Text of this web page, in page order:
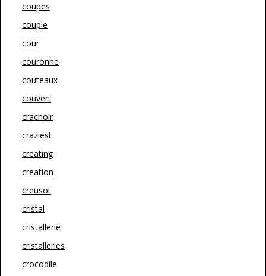
coupes
couple
cour
couronne
couteaux
couvert
crachoir
craziest
creating
creation
creusot
cristal
cristallerie
cristalleries
crocodile